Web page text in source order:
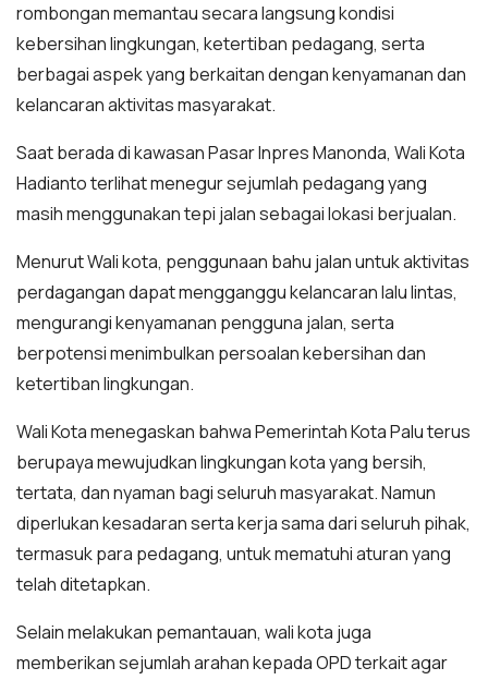
rombongan memantau secara langsung kondisi
kebersihan lingkungan, ketertiban pedagang, serta
berbagai aspek yang berkaitan dengan kenyamanan dan
kelancaran aktivitas masyarakat.
Saat berada di kawasan Pasar Inpres Manonda, Wali Kota
Hadianto terlihat menegur sejumlah pedagang yang
masih menggunakan tepi jalan sebagai lokasi berjualan.
Menurut Wali kota, penggunaan bahu jalan untuk aktivitas
perdagangan dapat mengganggu kelancaran lalu lintas,
mengurangi kenyamanan pengguna jalan, serta
berpotensi menimbulkan persoalan kebersihan dan
ketertiban lingkungan.
Wali Kota menegaskan bahwa Pemerintah Kota Palu terus
berupaya mewujudkan lingkungan kota yang bersih,
tertata, dan nyaman bagi seluruh masyarakat. Namun
diperlukan kesadaran serta kerja sama dari seluruh pihak,
termasuk para pedagang, untuk mematuhi aturan yang
telah ditetapkan.
Selain melakukan pemantauan, wali kota juga
memberikan sejumlah arahan kepada OPD terkait agar